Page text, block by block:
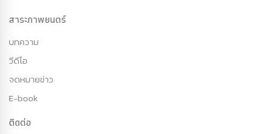
สาระภาพยนตร์
บทความ
วีดีโอ
จดหมายข่าว
E-book
ติดต่อ